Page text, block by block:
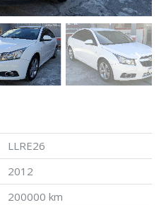
LLRE26
2012
200000 km